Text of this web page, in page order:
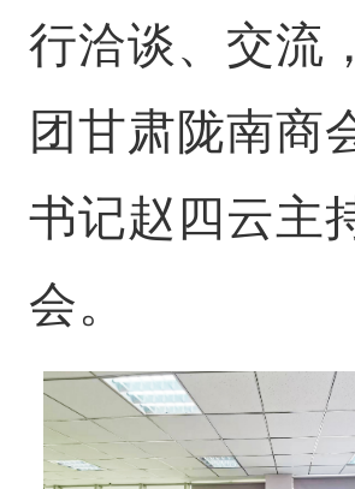
行洽谈、交流
团甘肃陇南商
书记赵四云主
会。